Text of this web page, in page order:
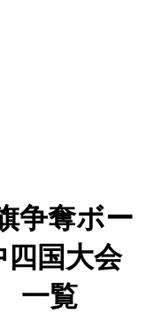
争奪ボー
国大会
一覧